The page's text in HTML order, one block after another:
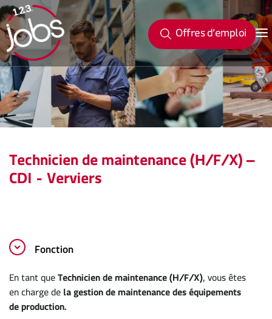
Offres d’emploi
Technicien de maintenance (H/F/X) –
CDI - Verviers
Fonction
En tant queTechnicien de maintenance (H/F/X), vous êtes
en charge dela gestion de maintenance des équipements
de production.